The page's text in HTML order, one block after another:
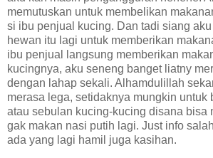
memutuskan untuk membelikan
si ibu penjual kucing. Dan tadi siang
hewan itu lagi untuk memberikan
ibu penjual langsung memberikan
kucingnya, aku seneng banget liatny
dengan lahap sekali. Alhamdulillah
merasa lega, setidaknya mungkin untuk
atau sebulan kucing-kucing disana bisa
gak makan nasi putih lagi. Just info
ada yang lagi hamil juga kasihan.